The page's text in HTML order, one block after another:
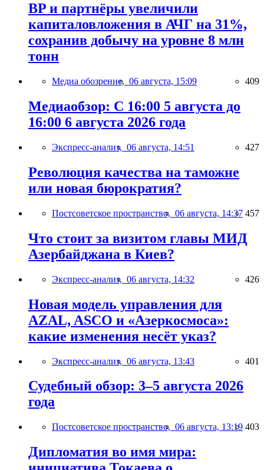
BP и партнёры увеличили
капиталовложения в АЧГ на 31%,
сохранив добычу на уровне 8 млн
тонн
Медиа обозрение, 06 августа, 15:09 409
Медиаобзор: С 16:00 5 августа до
16:00 6 августа 2026 года
Экспресс-анализ, 06 августа, 14:51 427
Революция качества на таможне
или новая бюрократия?
Постсоветское пространство, 06 августа, 14:37 457
Что стоит за визитом главы МИД
Азербайджана в Киев?
Экспресс-анализ, 06 августа, 14:32 426
Новая модель управления для
AZAL, ASCO и «Азеркосмоса»:
какие изменения несёт указ?
Экспресс-анализ, 06 августа, 13:43 401
Судебный обзор: 3–5 августа 2026
года
Постсоветское пространство, 06 августа, 13:19 403
Дипломатия во имя мира: